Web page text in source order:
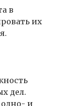
в
их
дел.
одно- и